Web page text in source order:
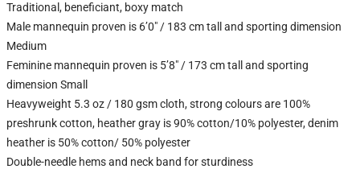
Traditional, beneficiant, boxy match
Male mannequin proven is 6’0″ / 183 cm tall and sporting dimension
Medium
Feminine mannequin proven is 5’8″ / 173 cm tall and sporting
dimension Small
Heavyweight 5.3 oz / 180 gsm cloth, strong colours are 100%
preshrunk cotton, heather gray is 90% cotton/10% polyester, denim
heather is 50% cotton/ 50% polyester
Double-needle hems and neck band for sturdiness